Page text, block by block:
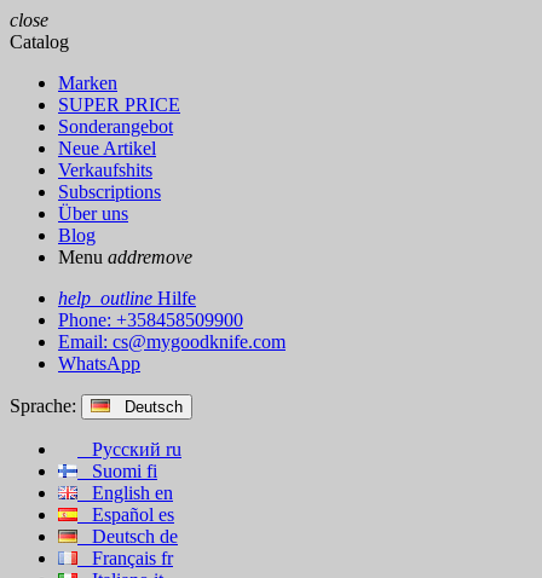
close
Catalog
Marken
SUPER PRICE
Sonderangebot
Neue Artikel
Verkaufshits
Subscriptions
Über uns
Blog
Menu addremove
help_outline Hilfe
Phone: +358458509900
Email: cs@mygoodknife.com
WhatsApp
Sprache: Deutsch
Русский ru
Suomi fi
English en
Español es
Deutsch de
Français fr